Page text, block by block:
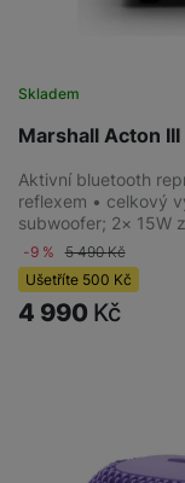
Marshall Acton III
Skladem
Aktivní bluetooth
reflexem • celkový
subwoofer; 2× 15W
-9 % 5 490Kč
Ušetříte 500 Kč
4 990 Kč